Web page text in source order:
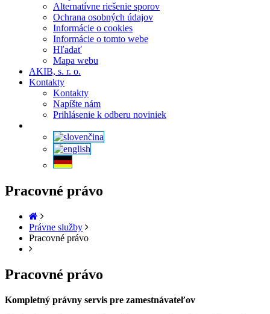
Alternatívne riešenie sporov
Ochrana osobných údajov
Informácie o cookies
Informácie o tomto webe
Hľadať
Mapa webu
AKIB, s. r. o.
Kontakty
Kontakty
Napíšte nám
Prihlásenie k odberu noviniek
Pracovné právo
Právne služby
Pracovné právo
Pracovné právo
Kompletný právny servis pre zamestnávateľov